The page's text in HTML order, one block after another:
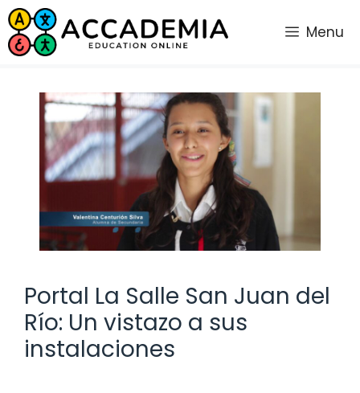
Saltar
al
contenido
Menu
Portal La Salle San Juan del
Río: Un vistazo a sus
instalaciones